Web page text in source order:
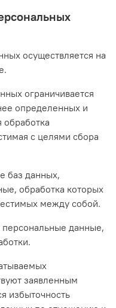
осуществляется на
ограничивается
определенных и
обработка
с целями сбора
баз данных,
обработка которых
между собой.
данные,
заявленным
избыточность